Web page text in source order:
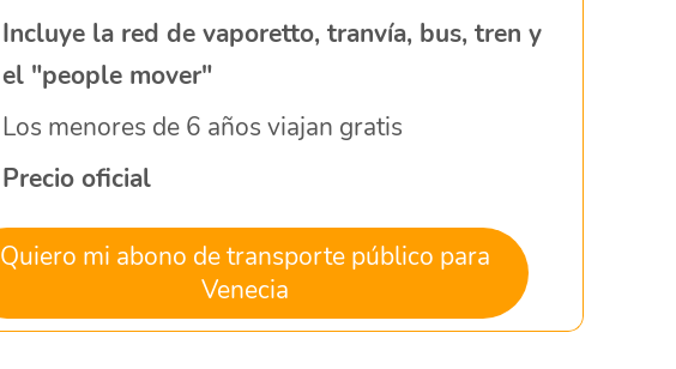
Incluye la red de vaporetto, tranvía, bus, tren y
el "people mover"
Los menores de 6 años viajan gratis
Precio oficial
Quiero mi abono de transporte público para
Venecia